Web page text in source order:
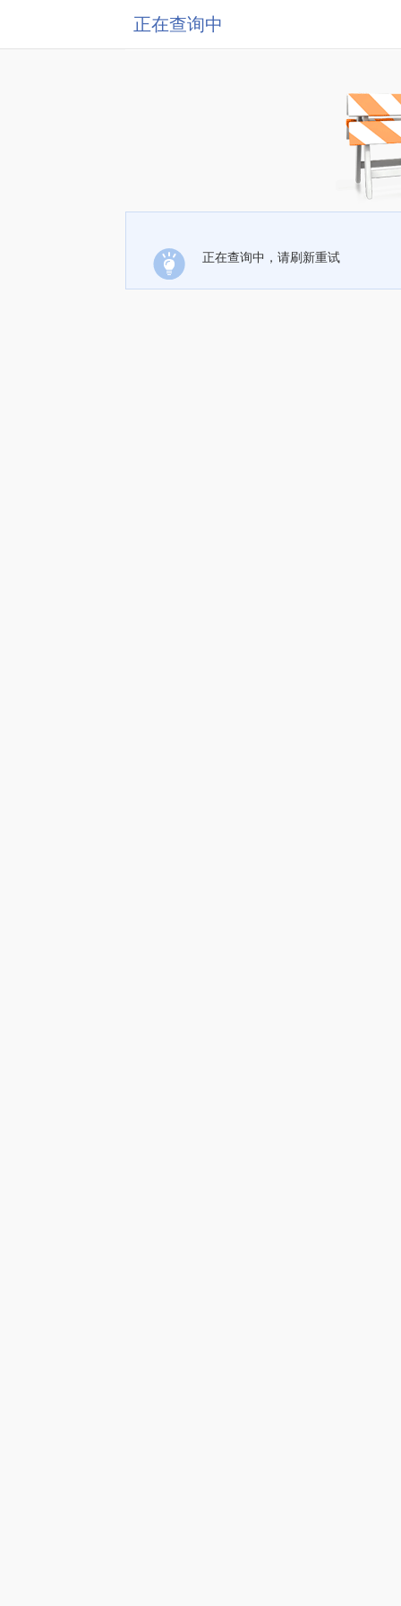
正在查询中
正在查询中，请刷新重试